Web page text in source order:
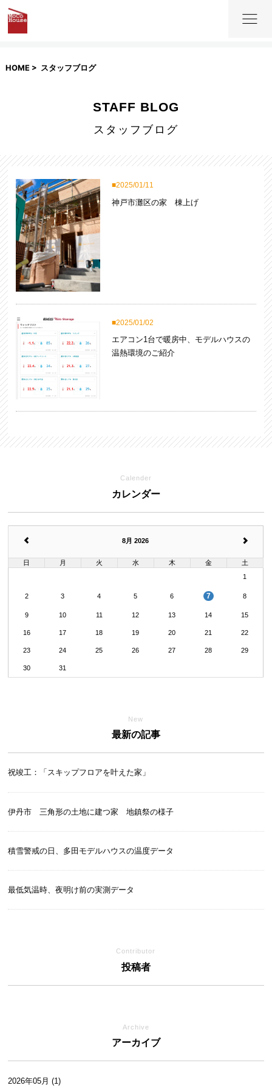
HOME スタッフブログ
STAFF BLOG
スタッフブログ
2025/01/11
神戸市灘区の家 棟上げ
2025/01/02
エアコン1台で暖房中、モデルハウスの
温熱環境のご紹介
Calender
カレンダー
8月 2026
日 月 火 水 木 金
土
1
2 3 4 5 6 7 8
9 10 11 12 13 14 15
16 17 18 19 20 21 22
23 24 25 26 27 28 29
30 31
New
最新の記事
祝竣工：「スキップフロアを叶えた家」
伊丹市 三角形の土地に建つ家 地鎮祭の様子
積雪警戒の日、多田モデルハウスの温度データ
最低気温時、夜明け前の実測データ
Contributor
投稿者
Archive
アーカイブ
2026年05月 (1)